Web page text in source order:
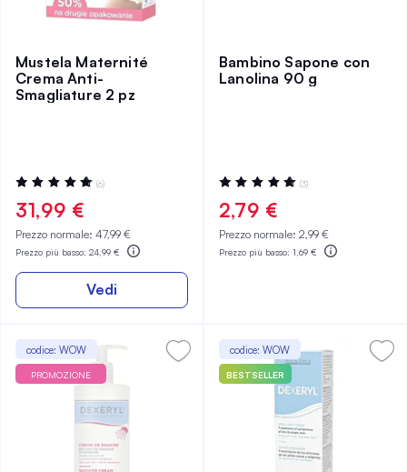
Mustela Maternité
Crema Anti-
Smagliature 2 pz
Valutazione:
100%
(6)
31,99 €
Prezzo normale: 47,99 €
Prezzo più basso: 24,99 €
Vedi
Bambino Sapone con
Lanolina 90 g
Valutazione:
100%
(3)
2,79 €
Prezzo normale: 2,99 €
Prezzo più basso: 1,69 €
codice: WOW
PROMOZIONE
codice: WOW
BESTSELLER